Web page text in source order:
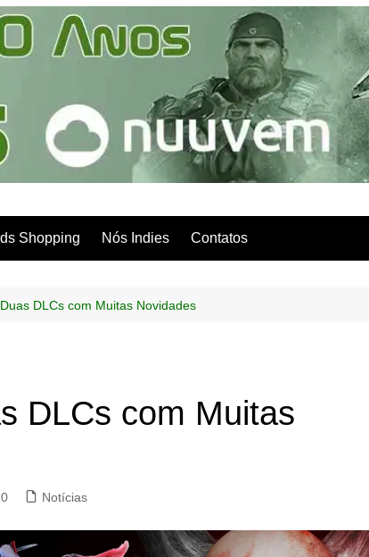
Shopping Nós Indies Contatos
DLCs com Muitas Novidades
DLCs com Muitas
Notícias